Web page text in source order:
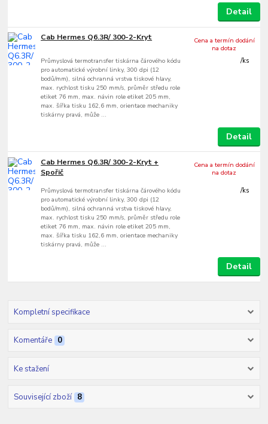
Detail
Cab Hermes Q6.3R/ 300-2-Kryt
Průmyslová termotransfer tiskárna čárového kódu
pro automatické výrobní linky, 300 dpi (12
bodů/mm), silná ochranná vrstva tiskové hlavy,
max. rychlost tisku 250 mm/s, průměr středu role
etiket 76 mm, max. návin role etiket 205 mm,
max. šířka tisku 162,6 mm, orientace mechaniky
tiskárny pravá, může ...
/ks
Cena a termín dodání
na dotaz
Detail
Cab Hermes Q6.3R/ 300-2-Kryt +
Spořič
Průmyslová termotransfer tiskárna čárového kódu
pro automatické výrobní linky, 300 dpi (12
bodů/mm), silná ochranná vrstva tiskové hlavy,
max. rychlost tisku 250 mm/s, průměr středu role
etiket 76 mm, max. návin role etiket 205 mm,
max. šířka tisku 162,6 mm, orientace mechaniky
tiskárny pravá, může ...
/ks
Cena a termín dodání
na dotaz
Detail
Kompletní specifikace
Komentáře 0
Ke stažení
Související zboží 8